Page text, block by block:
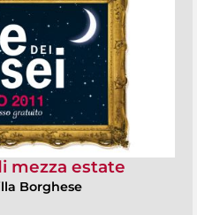
mezza estate
Borghese